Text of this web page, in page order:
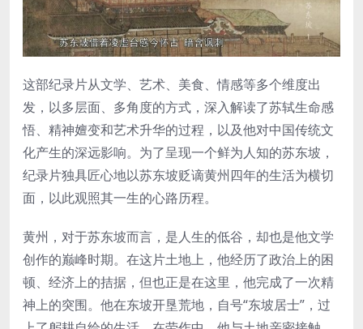
这部纪录片从文学、艺术、美食、情感等多个维度出
发，以多层面、多角度的方式，深入解读了苏轼生命感
悟、精神嬗变和艺术升华的过程，以及他对中国传统文
化产生的深远影响。为了呈现一个鲜为人知的苏东坡，
纪录片独具匠心地以苏东坡贬谪黄州四年的生活为横切
面，以此观照其一生的心路历程。
黄州，对于苏东坡而言，是人生的低谷，却也是他文学
创作的巅峰时期。在这片土地上，他经历了政治上的困
顿、经济上的拮据，但也正是在这里，他完成了一次精
神上的突围。他在东坡开垦荒地，自号“东坡居士”，过